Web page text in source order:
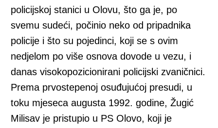
policijskoj stanici u Olovu, što ga je, po
svemu sudeći, počinio neko od pripadnika
policije i što su pojedinci, koji se s ovim
nedjelom po više osnova dovode u vezu, i
danas visokopozicionirani policijski zvaničnici.
Prema prvostepenoj osuđujućoj presudi, u
toku mjeseca augusta 1992. godine, Žugić
Milisav je pristupio u PS Olovo, koji je